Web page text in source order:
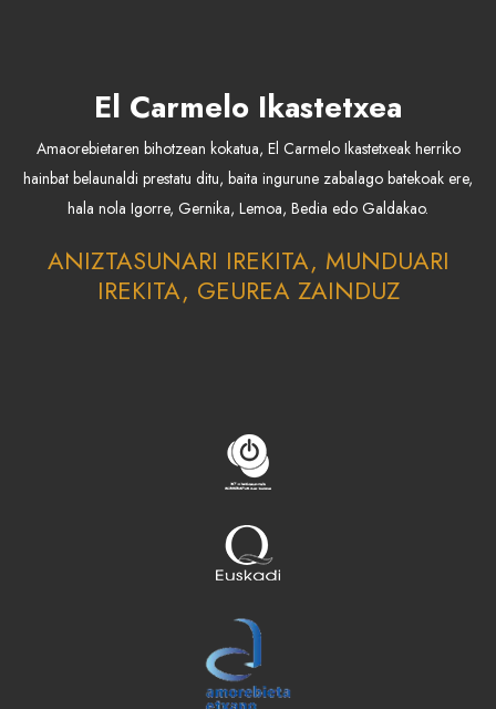
El Carmelo Ikastetxea
Amaorebietaren bihotzean kokatua, El Carmelo Ikastetxeak herriko
hainbat belaunaldi prestatu ditu, baita ingurune zabalago batekoak ere,
hala nola Igorre, Gernika, Lemoa, Bedia edo Galdakao.
ANIZTASUNARI IREKITA, MUNDUARI
IREKITA, GEUREA ZAINDUZ